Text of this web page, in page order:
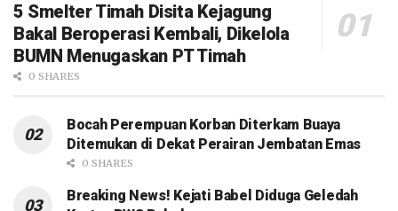
5 Smelter Timah Disita Kejagung
Bakal Beroperasi Kembali, Dikelola
BUMN Menugaskan PT Timah
0 SHARES
Bocah Perempuan Korban Diterkam Buaya
Ditemukan di Dekat Perairan Jembatan Emas
0 SHARES
Breaking News! Kejati Babel Diduga Geledah